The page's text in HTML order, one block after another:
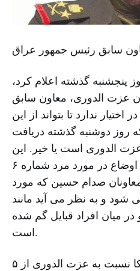
سابق رئیس جمهور عراق
گذشته اعلام کرد،
عزت الدوری، معاون سابق
ندارد تا بتواند از این
روز دوشنبه گذشته دریافت
الدوری است یا خیر. این
موضع باعث مبهم تر شدن اوضاع در مورد مرد شماره ۶
صدام حسین که مورد
شود و به نظر می آید مانند
میان افراد قبایل گم شده
است.
۵ نفری که در لیست آمریکا نسبت به عزت الدوری از